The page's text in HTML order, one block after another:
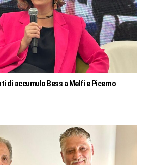
di accumulo Bess a Melfi e Picerno